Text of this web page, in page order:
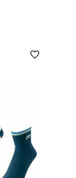
グシューズ
ングシューズ
ングシューズ
ス
プ
・ポーチ
リー
ア
SALOMON